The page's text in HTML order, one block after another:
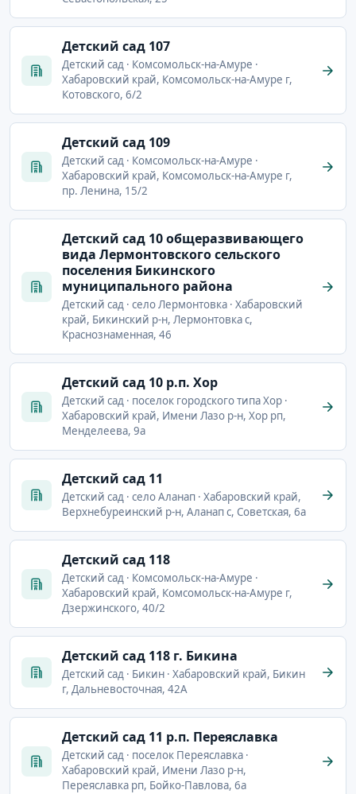
Детский сад 107
Детский сад · Комсомольск-на-Амуре ·
Хабаровский край, Комсомольск-на-Амуре г,
Котовского, 6/2
Детский сад 109
Детский сад · Комсомольск-на-Амуре ·
Хабаровский край, Комсомольск-на-Амуре г,
пр. Ленина, 15/2
Детский сад 10 общеразвивающего
вида Лермонтовского сельского
поселения Бикинского
муниципального района
Детский сад · село Лермонтовка · Хабаровский
край, Бикинский р-н, Лермонтовка с,
Краснознаменная, 46
Детский сад 10 р.п. Хор
Детский сад · поселок городского типа Хор ·
Хабаровский край, Имени Лазо р-н, Хор рп,
Менделеева, 9а
Детский сад 11
Детский сад · село Аланап · Хабаровский край,
Верхнебуреинский р-н, Аланап с, Советская, 6а
Детский сад 118
Детский сад · Комсомольск-на-Амуре ·
Хабаровский край, Комсомольск-на-Амуре г,
Дзержинского, 40/2
Детский сад 118 г. Бикина
Детский сад · Бикин · Хабаровский край, Бикин
г, Дальневосточная, 42А
Детский сад 11 р.п. Переяславка
Детский сад · поселок Переяславка ·
Хабаровский край, Имени Лазо р-н,
Переяславка рп, Бойко-Павлова, 6а